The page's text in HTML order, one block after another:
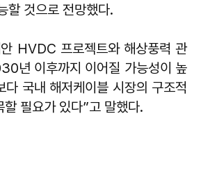
할 것으로 전망했다.
HVDC 프로젝트와 해상풍력 관
년 이후까지 이어질 가능성이 높
다 국내 해저케이블 시장의 구조적
필요가 있다”고 말했다.